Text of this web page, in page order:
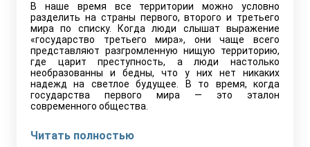
В наше время все территории можно условно
разделить на страны первого, второго и третьего
мира по списку. Когда люди слышат выражение
«государство третьего мира», они чаще всего
представляют разгромленную нищую территорию,
где царит преступность, а люди настолько
необразованны и бедны, что у них нет никаких
надежд на светлое будущее. В то время, когда
государства первого мира — это эталон
современного общества.
Читать полностью